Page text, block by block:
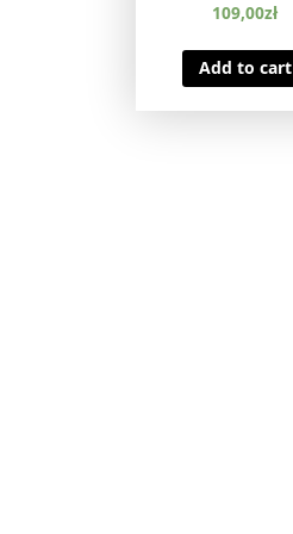
109,00zł
Add to cart